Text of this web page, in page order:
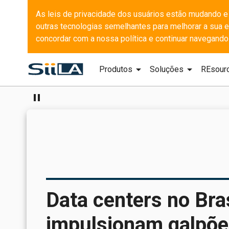
As leis de privacidade dos usuários estão mudando
outras tecnologias semelhantes para melhorar a sua
concordar com a nossa política e continuar
Produtos arrow_drop_down Soluções arrow_drop_down
pause
Data centers no